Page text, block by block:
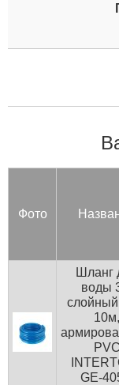
Фото
Шланг
воды
10м,
PVC
GE-